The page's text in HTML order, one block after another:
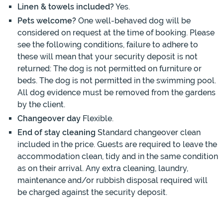
Linen & towels included?Yes.
Pets welcome? One well-behaved dog will be
considered on request at the time of booking. Please
see the following conditions, failure to adhere to
these will mean that your security deposit is not
returned: The dog is not permitted on furniture or
beds. The dog is not permitted in the swimming pool.
All dog evidence must be removed from the gardens
by the client.
Changeover day Flexible.
End of stay cleaning Standard changeover clean
included in the price. Guests are required to leave the
accommodation clean, tidy and in the same condition
as on their arrival. Any extra cleaning, laundry,
maintenance and/or rubbish disposal required will
be charged against the security deposit.